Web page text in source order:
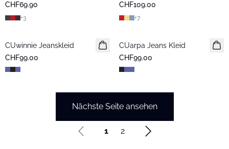
CHF69.90
+3
CHF109.00
+7
Neuheiten
CUwinnie Jeanskleid
CHF99.00
Neuheiten
CUarpa Jeans Kleid
CHF99.00
Nächste Seite ansehen
1 2